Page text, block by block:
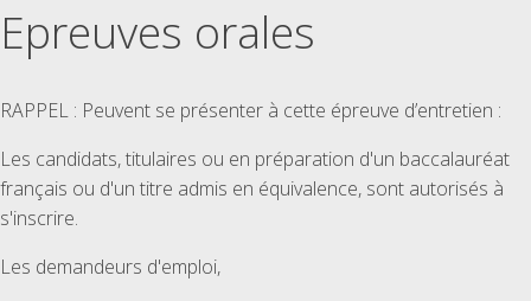
Epreuves orales
RAPPEL : Peuvent se présenter à cette épreuve d’entretien :
Les candidats, titulaires ou en préparation d'un baccalauréat
français ou d'un titre admis en équivalence, sont autorisés à
s'inscrire.
Les demandeurs d'emploi,